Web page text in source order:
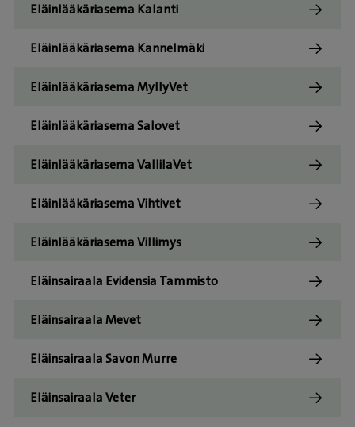
Eläinlääkäriasema Kalanti
Eläinlääkäriasema Kannelmäki
Eläinlääkäriasema MyllyVet
Eläinlääkäriasema Salovet
Eläinlääkäriasema VallilaVet
Eläinlääkäriasema Vihtivet
Eläinlääkäriasema Villimys
Eläinsairaala Evidensia Tammisto
Eläinsairaala Mevet
Eläinsairaala Savon Murre
Eläinsairaala Veter